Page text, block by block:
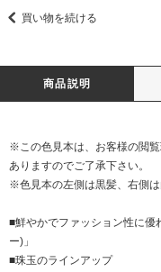
買い物を続ける
商品説明
※この色見本は、お客様の閲
ありますのでご了承下さい。
※色見本の左側は黒髪、右側は
■鮮やかでファッション性に優
ー)」
■珠玉のラインアップ